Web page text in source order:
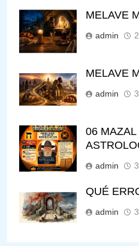
MELAVE
admin
MELAVE
admin
06
admin
QUÉ
admin